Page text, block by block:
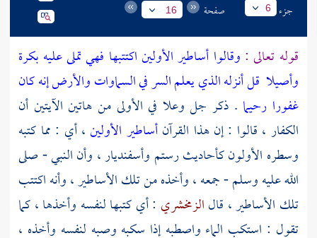
جزء 6 صفحة 16
قوله تعالى : وقالوا أساطير الأولين اكتتبها فهي تملى عليه بكرة
وأصيلا قل أنزله الذي يعلم السر في السماوات والأرض إنه كان
غفورا رحيما . ذكر جل وعلا في الأولى من هاتين الآيتين أن
الكفار ، قالوا : إن هذا القرآنأساطير الأولين، أي : مما كتبه
وسطره الأولون كأحاديث رستم وأسفنديار ، وأن النبي - صلى
الله عليه وسلم - جمعه ، وأخذه من تلك الأساطير ، وأنه اكتتب
تلك الأساطير ، قالالزمخشري : أي كتبها لنفسه وأخذها ، كما
تقول : استكب الماء واصطبه إذا سكبه وصبه لنفسه وأخذه ،